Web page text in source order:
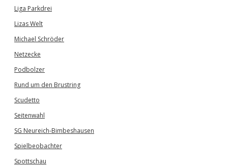
Liga Parkdrei
Lizas Welt
Michael Schröder
Netzecke
Podbolzer
Rund um den Brustring
Scudetto
Seitenwahl
SG Neureich-Bimbeshausen
Spielbeobachter
Spottschau